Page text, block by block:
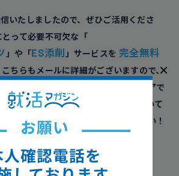
×
いたしましたので、ぜひご活用くださ
って必要不可欠な「
」や「ES添削 」サービスを 完全無料
こちらもメールに詳細がございますので、
。
さらに、カリクル就活攻略メディアで
有利になる情報を提供させていただいて
話がいきますので、ぜひお聞きください！
特典をダウンロード